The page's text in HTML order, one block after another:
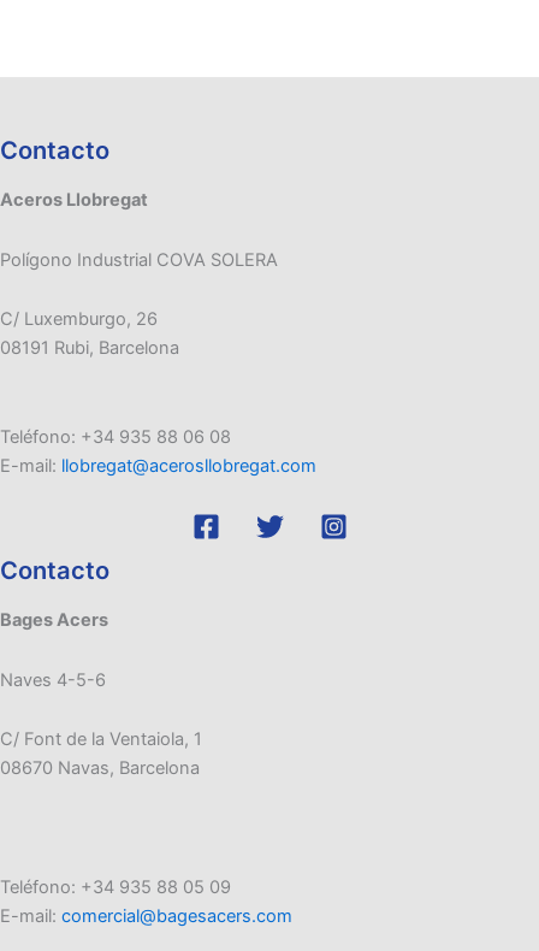
Contacto
Aceros Llobregat
Polígono Industrial COVA SOLERA
C/ Luxemburgo, 26
08191 Rubi, Barcelona
Teléfono: +34 935 88 06 08
E-mail: llobregat@acerosllobregat.com
Contacto
Bages Acers
Naves 4-5-6
C/ Font de la Ventaiola, 1
08670 Navas, Barcelona
Teléfono: +34 935 88 05 09
E-mail: comercial@bagesacers.com